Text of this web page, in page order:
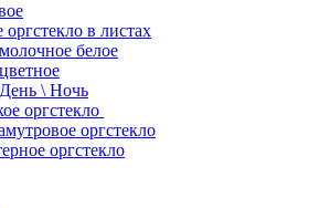
оргстекло в листах
белое
\ Ночь
оргстекло
оргстекло
оргстекло